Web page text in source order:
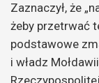
Zaznaczył, że
żeby przetrwać
podstawowe
i władz